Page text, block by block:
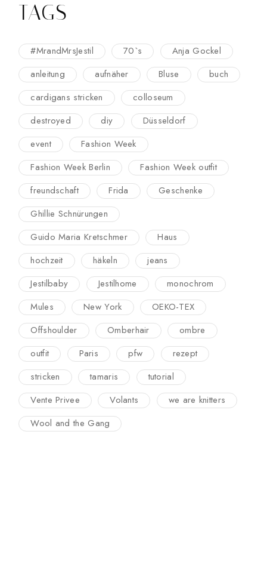
TAGS
#MrandMrsJestil 70`s
Anja Gockel
anleitung
aufnäher Bluse
buch
cardigans stricken
colloseum
destroyed
diy
Düsseldorf
event
Fashion Week
Fashion Week Berlin
Fashion Week outfit
freundschaft
Frida
Geschenke
Ghillie Schnürungen
Guido Maria Kretschmer
Haus
hochzeit
häkeln
jeans
Jestilbaby
Jestilhome
monochrom
Mules
New York
OEKO-TEX
Offshoulder
Omberhair
ombre
outfit
Paris pfw
rezept
stricken
tamaris
tutorial
Vente Privee
Volants
we are knitters
Wool and the Gang